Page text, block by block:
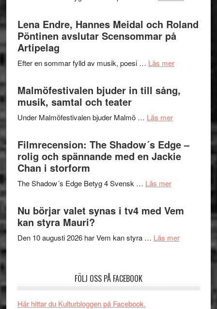
Delvis
bortom
terräng
–
Lena Endre, Hannes Meidal och Roland
Pöntinen avslutar Scensommar på
Artipelag
Efter en sommar fylld av musik, poesi … Läs merom
Hannes
Pöntinen
avslutar
Scensommar
Malmöfestivalen bjuder in till sång,
musik, samtal och teater
Under Malmöfestivalen bjuder Malmö … Läs merom
in
till
och
Filmrecension: The Shadow´s Edge –
rolig och spännande med en Jackie
Chan i storform
The Shadow´s Edge Betyg 4 Svensk … Läs merom
Shadow
Edge
spännande
Nu börjar valet synas i tv4 med Vem
kan styra Mauri?
Den 10 augusti 2026 har Vem kan styra … Läs merom
FÖLJ OSS PÅ FACEBOOK
Här hittar du Kulturbloggen på Facebook.